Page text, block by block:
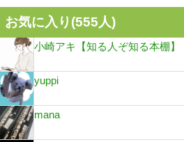
お気に入り(555人)
小崎アキ【知る人ぞ知る本棚】
yuppi
mana